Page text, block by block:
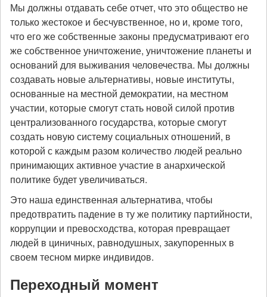
Мы должны отдавать себе отчет, что это общество не
только жестокое и бесчувственное, но и, кроме того,
что его же собственные законы предусматривают его
же собственное уничтожение, уничтожение планеты и
оснований для выживания человечества. Мы должны
создавать новые альтернативы, новые институты,
основанные на местной демократии, на местном
участии, которые смогут стать новой силой против
централизованного государства, которые смогут
создать новую систему социальных отношений, в
которой с каждым разом количество людей реально
принимающих активное участие в анархической
политике будет увеличиваться.
Это наша единственная альтернатива, чтобы
предотвратить падение в ту же политику партийности,
коррупции и превосходства, которая превращает
людей в циничных, равнодушных, закупоренных в
своем тесном мирке индивидов.
Переходный момент